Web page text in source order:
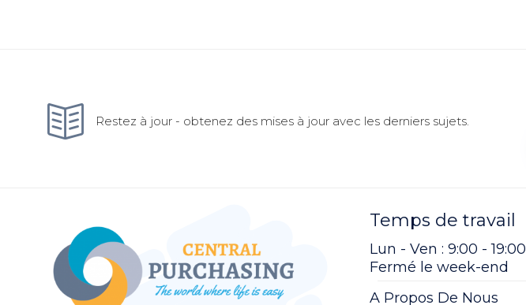
Restez à jour - obtenez des mises à jour avec les derniers sujets.
Temps de travail
Lun - Ven : 9:00 - 19:00
Fermé le week-end
A Propos De Nous